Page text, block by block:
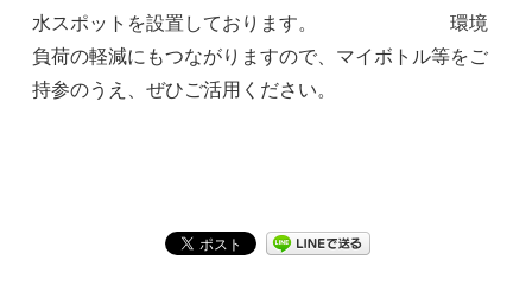
水スポットを設置しております。 環境
負荷の軽減にもつながりますので、マイボトル等をご
持参のうえ、ぜひご活用ください。